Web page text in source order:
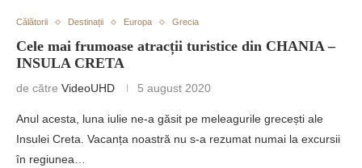
Călătorii Destinații Europa Grecia
Cele mai frumoase atracții turistice din CHANIA –
INSULA CRETA
de către VideoUHD 5 august 2020
Anul acesta, luna iulie ne-a găsit pe meleagurile grecești ale
Insulei Creta. Vacanța noastră nu s-a rezumat numai la excursii
în regiunea…